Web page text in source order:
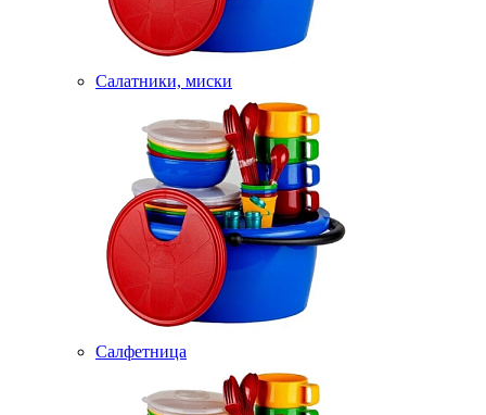
Салатники, миски
Салфетница